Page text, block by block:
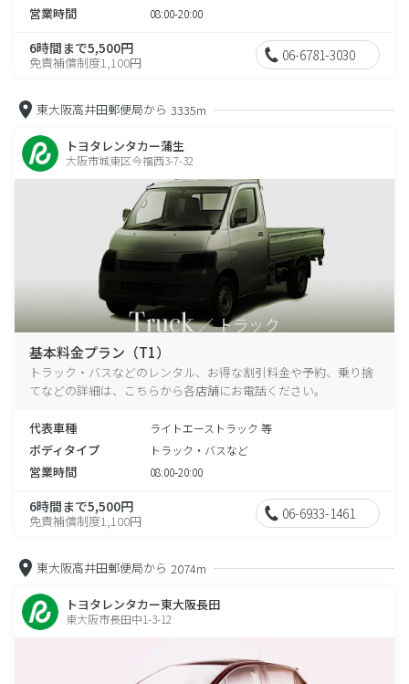
営業時間 08:00-20:00
6時間まで5,500円
免責補償制度1,100円 06-6781-3030
東大阪高井田郵便局から 3335m
トヨタレンタカー蒲生
大阪市城東区今福西3-7-32
基本料金プラン（T1）
トラック・バスなどのレンタル、お得な割引料金や予約、乗り捨
てなどの詳細は、こちらから各店舗にお電話ください。
代表車種 ライトエーストラック 等
ボディタイプ トラック・バスなど
営業時間 08:00-20:00
6時間まで5,500円
免責補償制度1,100円 06-6933-1461
東大阪高井田郵便局から 2074m
トヨタレンタカー東大阪長田
東大阪市長田中1-3-12